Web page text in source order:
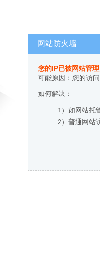
网站防火墙
您的IP已被网站管
可能原因：您的访
如何解决：
1）如网站托
2）普通网站